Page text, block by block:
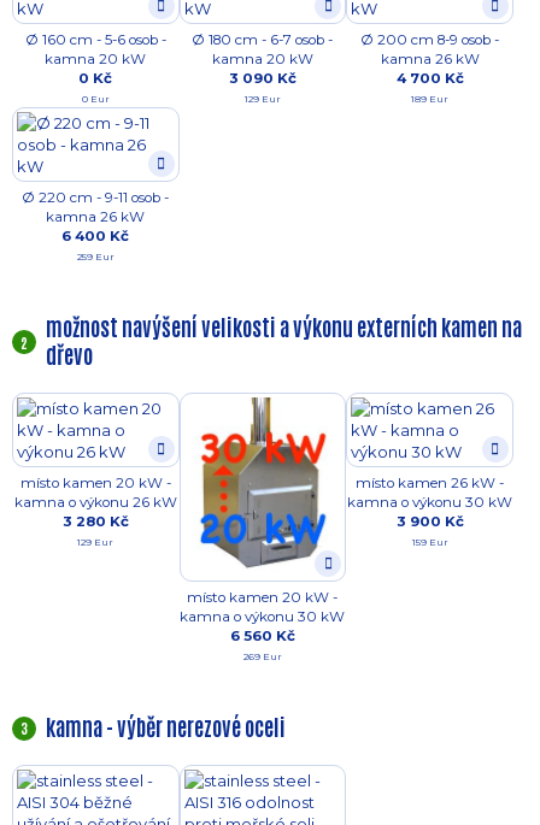
Ø 160 cm - 5-6 osob -
kamna 20 kW
0 Kč
0 Eur
Ø 180 cm - 6-7 osob -
kamna 20 kW
3 090 Kč
129 Eur
Ø 200 cm 8-9 osob -
kamna 26 kW
4 700 Kč
189 Eur
Ø 220 cm - 9-11 osob -
kamna 26 kW
6 400 Kč
259 Eur
2
možnost navýšení velikosti a výkonu externích kamen na
dřevo
místo kamen 20 kW -
kamna o výkonu 26 kW
3 280 Kč
129 Eur
místo kamen 20 kW -
kamna o výkonu 30 kW
6 560 Kč
269 Eur
místo kamen 26 kW -
kamna o výkonu 30 kW
3 900 Kč
159 Eur
3 kamna - výběr nerezové oceli